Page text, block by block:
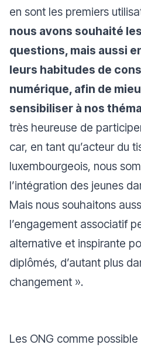
en sont les premiers
nous avons souhaité
questions, mais aussi
leurs habitudes de
numérique, afin de
sensibiliser à nos
très heureuse de
car, en tant qu’acteur du
luxembourgeois, nous
l’intégration des jeunes
Mais nous souhaitons
l’engagement associatif
alternative et inspirante
diplômés, d’autant plus
changement ».
Les ONG comme